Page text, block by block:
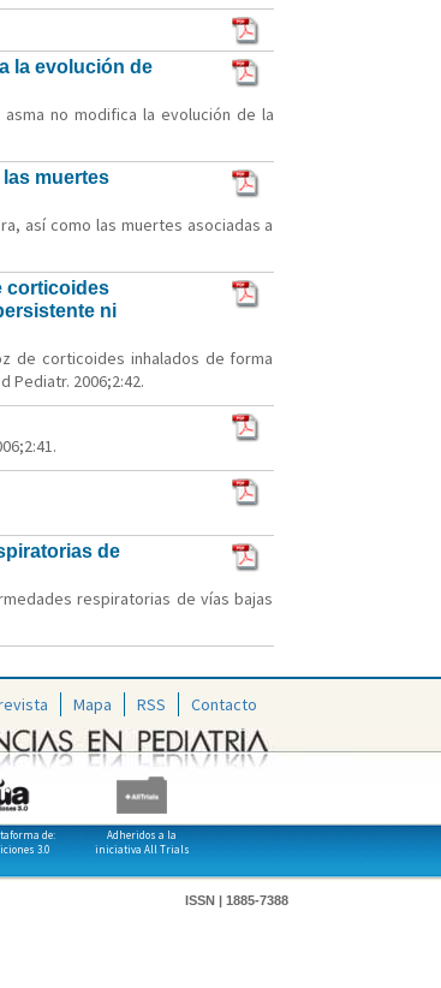
la evolución de
no modifica la evolución de la
muertes
así como las muertes asociadas a
corticoides
ni
de corticoides inhalados de forma
2006;2:42.
de
respiratorias de vías bajas
Mapa RSS Contacto
de:
3.0
Adheridos a la
iniciativa All Trials
ISSN | 1885-7388